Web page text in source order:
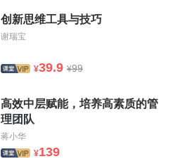
创新思维工具与技巧
谢瑞宝
¥39.9 ¥99
高效中层赋能，培养高素质的管
理团队
蒋小华
¥139